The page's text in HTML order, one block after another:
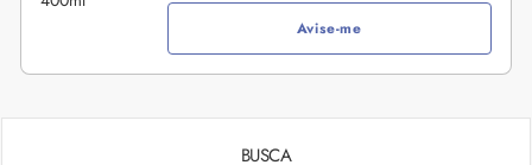
Avise-me
BUSCA